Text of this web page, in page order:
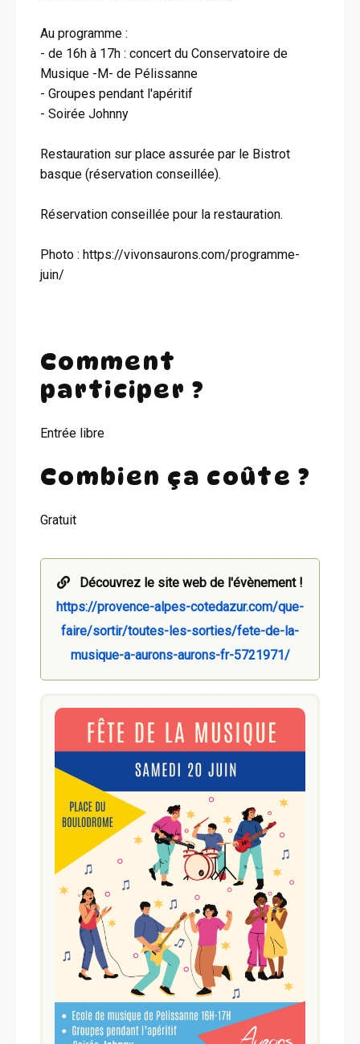
Au programme :
- de 16h à 17h : concert du Conservatoire de
Musique -M- de Pélissanne
- Groupes pendant l'apéritif
- Soirée Johnny
Restauration sur place assurée par le Bistrot
basque (réservation conseillée).
Réservation conseillée pour la restauration.
Photo : https://vivonsaurons.com/programme-
juin/
Comment
participer ?
Entrée libre
Combien ça coûte ?
Gratuit
Découvrez le site web de l'évènement !
https://provence-alpes-cotedazur.com/que-
faire/sortir/toutes-les-sorties/fete-de-la-
musique-a-aurons-aurons-fr-5721971/